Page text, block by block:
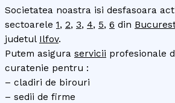
Societatea noastra isi desfasoara
sectoarele 1, 2, 3, 4, 5, 6 din
judetul Ilfov.
Putem asigura servicii profesionale
curatenie pentru :
– cladiri de birouri
– sedii de firme